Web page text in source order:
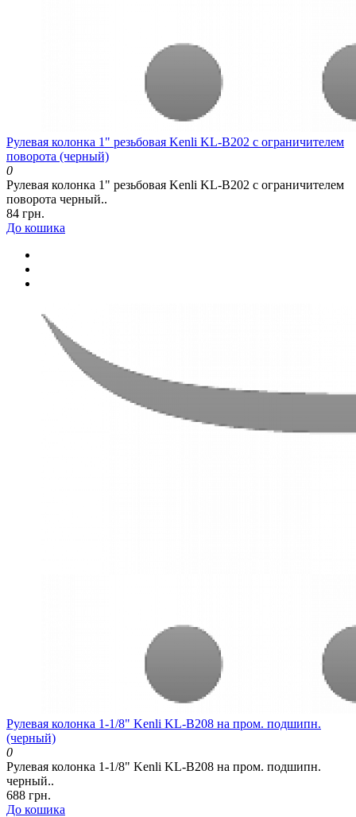
Рулевая колонка 1" резьбовая Kenli KL-B202 c ограничителем
поворота (черный)
0
Рулевая колонка 1" резьбовая Kenli KL-B202 c ограничителем
поворота черный..
84 грн.
До кошика
Рулевая колонка 1-1/8" Kenli KL-B208 на пром. подшипн.
(черный)
0
Рулевая колонка 1-1/8" Kenli KL-B208 на пром. подшипн.
черный..
688 грн.
До кошика